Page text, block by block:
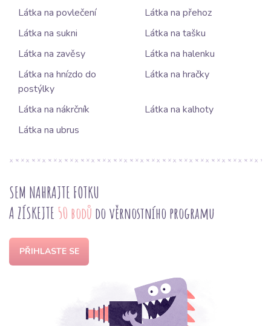
Látka na povlečení
Látka na přehoz
Látka na sukni
Látka na tašku
Látka na zavěsy
Látka na halenku
Látka na hnízdo do
postýlky
Látka na hračky
Látka na nákrčník
Látka na kalhoty
Látka na ubrus
SEM NAHRAJTE FOTKU
A ZÍSKEJTE 50 bodů do věrnostního programu
PŘIHLASTE SE